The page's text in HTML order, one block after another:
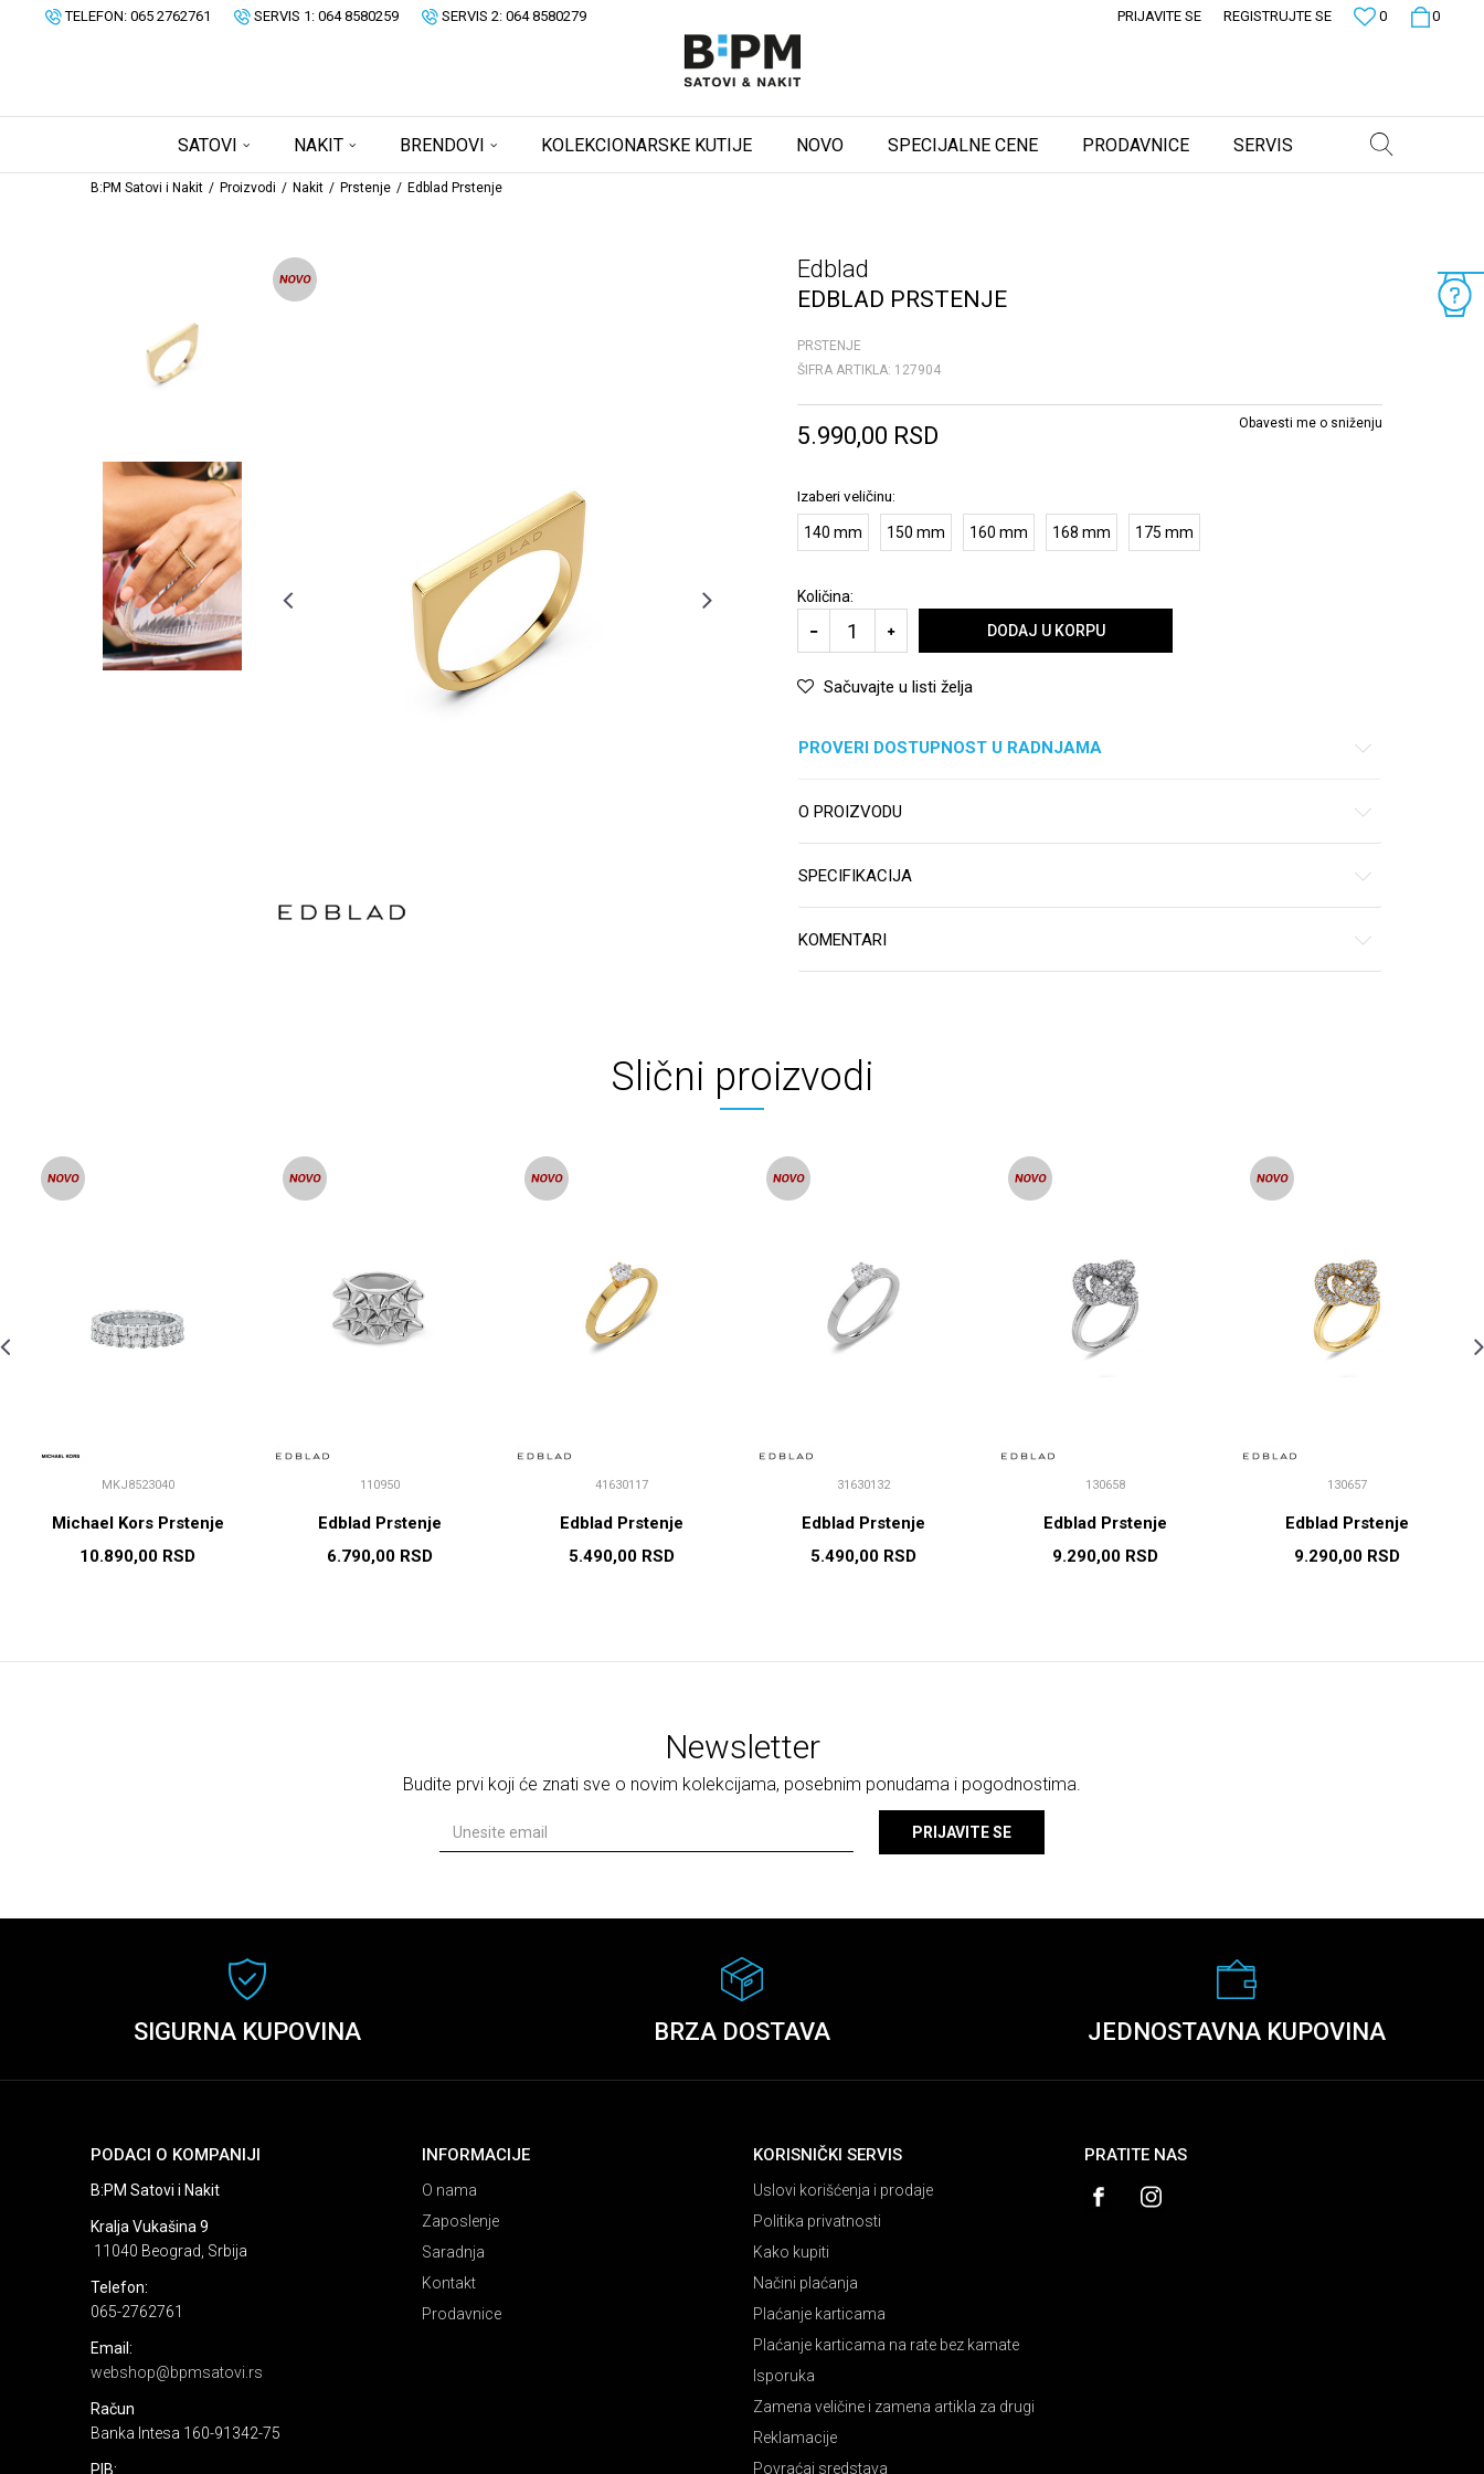
TELEFON: 065 2762761 SERVIS 1: 064 8580259 SERVIS 2: 064 8580279 0
0
PRIJAVITE SE REGISTRUJTE SE
SATOVI NAKIT BRENDOVI KOLEKCIONARSKE KUTIJE NOVO SPECIJALNE CENE PRODAVNICE SERVIS
B:PM Satovi i Nakit Proizvodi Nakit Prstenje Edblad Prstenje
Edblad
EDBLAD PRSTENJE
PRSTENJE
ŠIFRA ARTIKLA: 127904
5.990,00 RSD Obavesti me o sniženju
Izaberi veličinu:
140 mm 150 mm 160 mm 168 mm 175 mm
Količina:
DODAJ U KORPU
Sačuvajte u listi želja
PROVERI DOSTUPNOST U RADNJAMA
O PROIZVODU
SPECIFIKACIJA
KOMENTARI
Slični proizvodi
MKJ8523040
Michael Kors Prstenje
10.890,00 RSD
110950
Edblad Prstenje
6.790,00 RSD
41630117
Edblad Prstenje
5.490,00 RSD
31630132
Edblad Prstenje
5.490,00 RSD
130658
Edblad Prstenje
9.290,00 RSD
130657
Edblad Prstenje
9.290,00 RSD
Newsletter
Budite prvi koji će znati sve o novim kolekcijama, posebnim ponudama i pogodnostima.
PRIJAVITE SE
SIGURNA KUPOVINA BRZA DOSTAVA JEDNOSTAVNA KUPOVINA
PODACI O KOMPANIJI
B:PM Satovi i Nakit
Kralja Vukašina 9
11040 Beograd, Srbija
Telefon:
065-2762761
Email:
webshop@bpmsatovi.rs
Račun
Banka Intesa 160-91342-75
PIB:
INFORMACIJE
O nama
Zaposlenje
Saradnja
Kontakt
Prodavnice
KORISNIČKI SERVIS
Uslovi korišćenja i prodaje
Politika privatnosti
Kako kupiti
Načini plaćanja
Plaćanje karticama
Plaćanje karticama na rate bez kamate
Isporuka
Zamena veličine i zamena artikla za drugi
Reklamacije
Povraćaj sredstava
PRATITE NAS